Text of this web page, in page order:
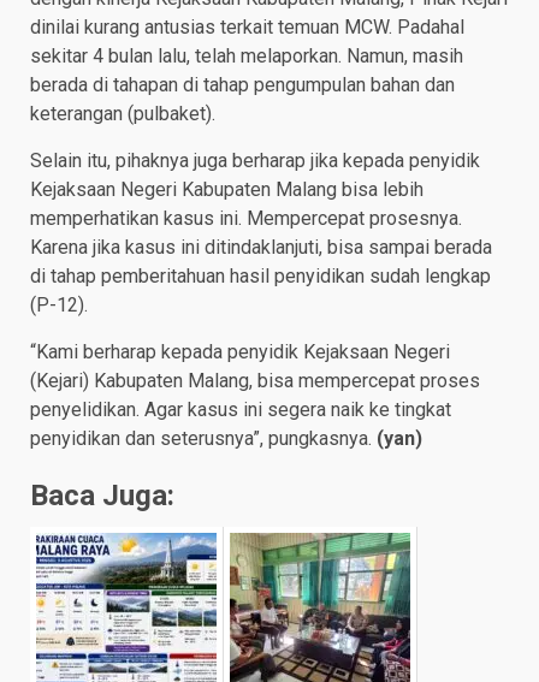
dinilai kurang antusias terkait temuan MCW. Padahal
sekitar 4 bulan lalu, telah melaporkan. Namun, masih
berada di tahapan di tahap pengumpulan bahan dan
keterangan (pulbaket).
Selain itu, pihaknya juga berharap jika kepada penyidik
Kejaksaan Negeri Kabupaten Malang bisa lebih
memperhatikan kasus ini. Mempercepat prosesnya.
Karena jika kasus ini ditindaklanjuti, bisa sampai berada
di tahap pemberitahuan hasil penyidikan sudah lengkap
(P-12).
“Kami berharap kepada penyidik Kejaksaan Negeri
(Kejari) Kabupaten Malang, bisa mempercepat proses
penyelidikan. Agar kasus ini segera naik ke tingkat
penyidikan dan seterusnya”, pungkasnya. (yan)
Baca Juga: